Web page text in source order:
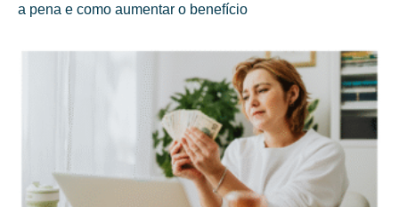
a pena e como aumentar o benefício